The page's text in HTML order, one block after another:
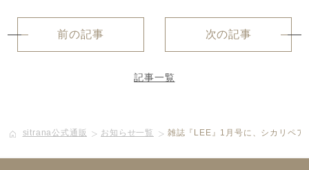
ローション
ボディケア
前の記事 次の記事
記事一覧
sitrana公式通販 お知らせ一覧 雑誌『LEE』1月号に、シカリペ